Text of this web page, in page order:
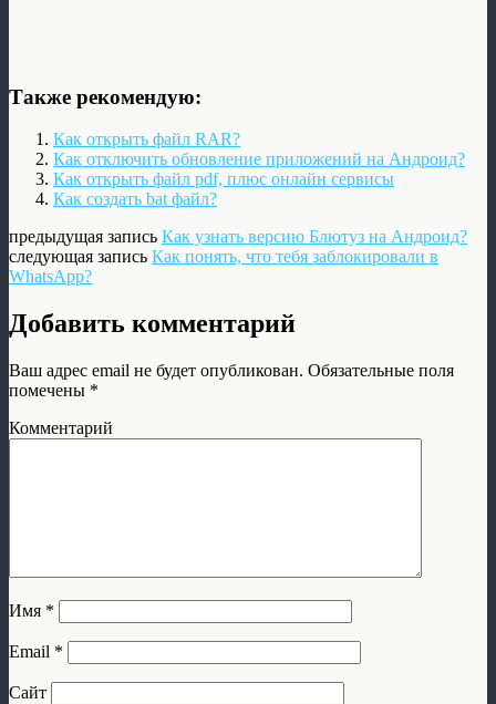
Также рекомендую:
Как открыть файл RAR?
Как отключить обновление приложений на Андроид?
Как открыть файл pdf, плюс онлайн сервисы
Как создать bat файл?
предыдущая запись Как узнать версию Блютуз на Андроид?
следующая запись Как понять, что тебя заблокировали в
WhatsApp?
Добавить комментарий
Ваш адрес email не будет опубликован. Обязательные поля
помечены *
Комментарий
Имя *
Email *
Сайт